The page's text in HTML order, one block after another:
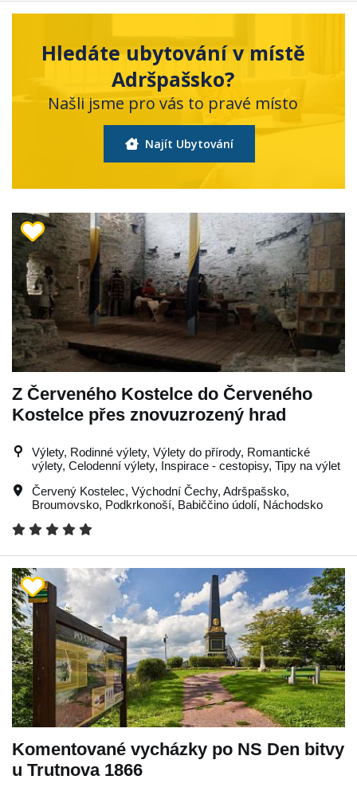
Hledáte ubytování v místě
Adršpašsko?
Našli jsme pro vás to pravé místo
Najít Ubytování
Z Červeného Kostelce do Červeného
Kostelce přes znovuzrozený hrad
Výlety, Rodinné výlety, Výlety do přírody, Romantické
výlety, Celodenní výlety, Inspirace - cestopisy, Tipy na výlet
Červený Kostelec, Východní Čechy, Adršpašsko,
Broumovsko, Podkrkonoší, Babiččino údolí, Náchodsko
Komentované vycházky po NS Den bitvy
u Trutnova 1866